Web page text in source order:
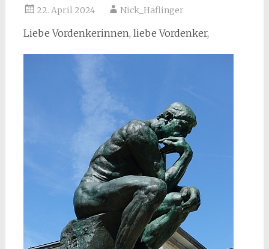
22. April 2024 Nick_Haflinger
Liebe Vordenkerinnen, liebe Vordenker,